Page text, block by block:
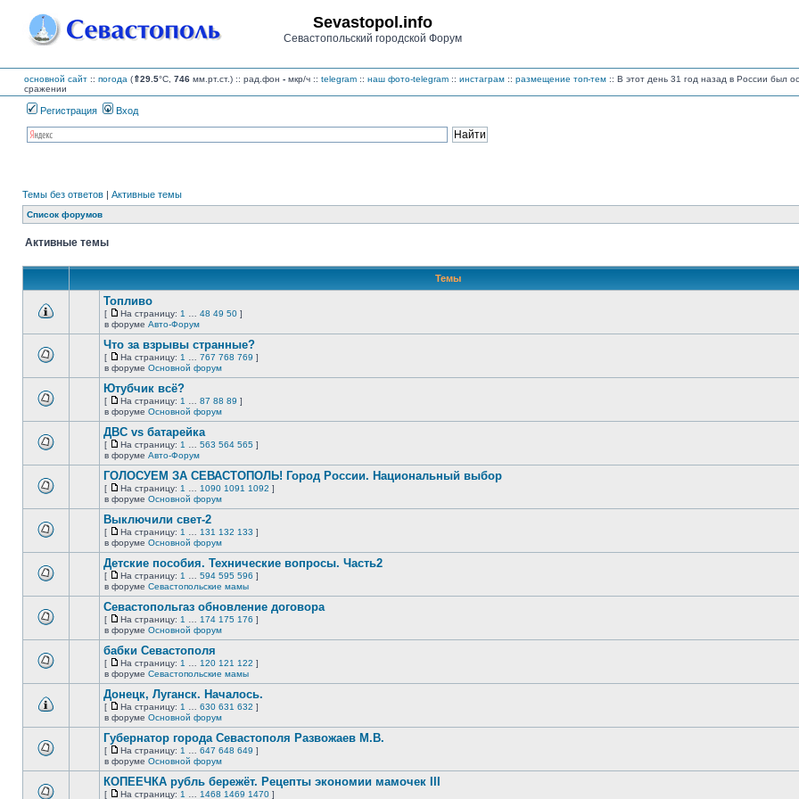
Sevastopol.info
Севастопольский городской Форум
основной сайт :: погода (⇑29.5°C, 746 мм.рт.ст.) :: рад.фон - мкр/ч :: telegram :: наш фото-telegram :: инстаграм :: размещение топ-тем :: В этот день 31 год назад в России был
сражении
Регистрация Вход
Темы без ответов | Активные темы
Список форумов
Активные темы
Темы
этой
непрочитанных
сообщений.
Топливо
[
На
страницу
На страницу: 1 48 49 50 ]
в форуме Авто-Форум
этой
непрочитанных
сообщений.
Что за взрывы странные?
[
На
страницу
На страницу: 1 767 768 769 ]
в форуме Основной форум
этой
непрочитанных
сообщений.
Ютубчик всё?
[
На
страницу
На страницу: 1 87 88 89 ]
в форуме Основной форум
этой
непрочитанных
сообщений.
ДВС vs батарейка
[
На
страницу
На страницу: 1 563 564 565 ]
в форуме Авто-Форум
этой
непрочитанных
сообщений.
ГОЛОСУЕМ ЗА СЕВАСТОПОЛЬ! Город России. Национальный выбор
[
На
страницу
На страницу: 1 1090 1091 1092 ]
в форуме Основной форум
этой
непрочитанных
сообщений.
Выключили свет-2
[
На
страницу
На страницу: 1 131 132 133 ]
в форуме Основной форум
этой
непрочитанных
сообщений.
Детские пособия. Технические вопросы. Часть2
[
На
страницу
На страницу: 1 594 595 596 ]
в форуме Севастопольские мамы
этой
непрочитанных
сообщений.
Севастопольгаз обновление договора
[
На
страницу
На страницу: 1 174 175 176 ]
в форуме Основной форум
этой
непрочитанных
сообщений.
бабки Севастополя
[
На
страницу
На страницу: 1 120 121 122 ]
в форуме Севастопольские мамы
этой
непрочитанных
сообщений.
Донецк, Луганск. Началось.
[
На
страницу
На страницу: 1 630 631 632 ]
в форуме Основной форум
этой
Губернатор города Севастополя Развожаев М.В.
[
На
страницу
На страницу: 1 647 648 649 ]
в форуме Основной форум
КОПЕЕЧКА рубль бережёт. Рецепты экономии мамочек III
[
На страницу: 1 1468 1469 1470 ]